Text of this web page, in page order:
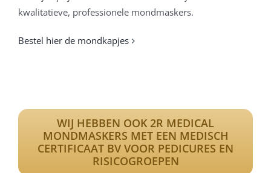
kwalitatieve, professionele mondmaskers.
Bestel hier de mondkapjes
WIJ HEBBEN OOK 2R MEDICAL
MONDMASKERS MET EEN MEDISCH
CERTIFICAAT BV VOOR PEDICURES EN
RISICOGROEPEN